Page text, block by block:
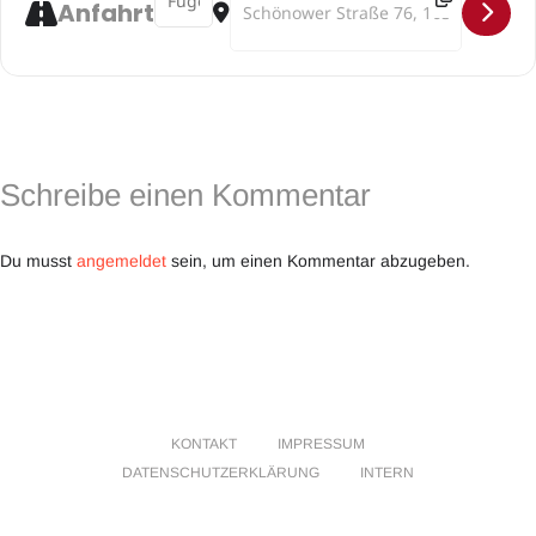
Helmut Zapf/Rose Schulze (Ursula Berzborn, Grotest Maru)
Anfahrt
Schreibe einen Kommentar
Du musst angemeldet sein, um einen Kommentar abzugeben.
KONTAKT
IMPRESSUM
DATENSCHUTZERKLÄRUNG
INTERN